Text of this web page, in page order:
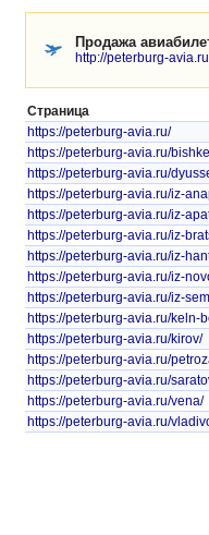
Продажа
http://peterburg-avia.ru
Страница
https://peterburg-avia.ru/
https://peterburg-avia.ru/
https://peterburg-avia.ru/
https://peterburg-avia.ru/iz-
https://peterburg-avia.ru/iz-
https://peterburg-avia.ru/iz-
https://peterburg-avia.ru/iz-
https://peterburg-avia.ru/iz-
https://peterburg-avia.ru/iz-
https://peterburg-avia.ru/keln-
https://peterburg-avia.ru/kirov/
https://peterburg-avia.ru/
https://peterburg-avia.ru/
https://peterburg-avia.ru/vena/
https://peterburg-avia.ru/